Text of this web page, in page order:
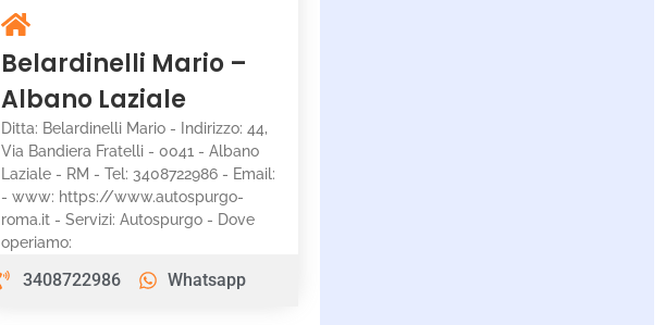
Belardinelli Mario –
Albano Laziale
Ditta: Belardinelli Mario - Indirizzo: 44,
Via Bandiera Fratelli - 0041 - Albano
Laziale - RM - Tel: 3408722986 - Email:
- www: https://www.autospurgo-
roma.it - Servizi: Autospurgo - Dove
operiamo:
3408722986 Whatsapp